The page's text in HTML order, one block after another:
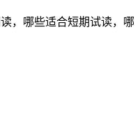
，哪些适合短期试读，哪